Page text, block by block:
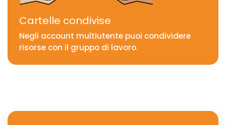
Cartelle condivise
Negli account multiutente puoi condividere
risorse con il gruppo di lavoro.